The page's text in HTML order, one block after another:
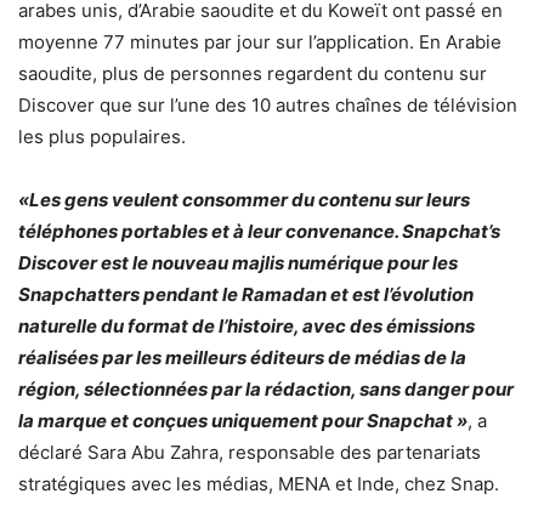
arabes unis, d’Arabie saoudite et du Koweït ont passé en
moyenne 77 minutes par jour sur l’application. En Arabie
saoudite, plus de personnes regardent du contenu sur
Discover que sur l’une des 10 autres chaînes de télévision
les plus populaires.
«Les gens veulent consommer du contenu sur leurs
téléphones portables et à leur convenance. Snapchat’s
Discover est le nouveau majlis numérique pour les
Snapchatters pendant le Ramadan et est l’évolution
naturelle du format de l’histoire, avec des émissions
réalisées par les meilleurs éditeurs de médias de la
région, sélectionnées par la rédaction, sans danger pour
la marque et conçues uniquement pour Snapchat », a
déclaré Sara Abu Zahra, responsable des partenariats
stratégiques avec les médias, MENA et Inde, chez Snap.